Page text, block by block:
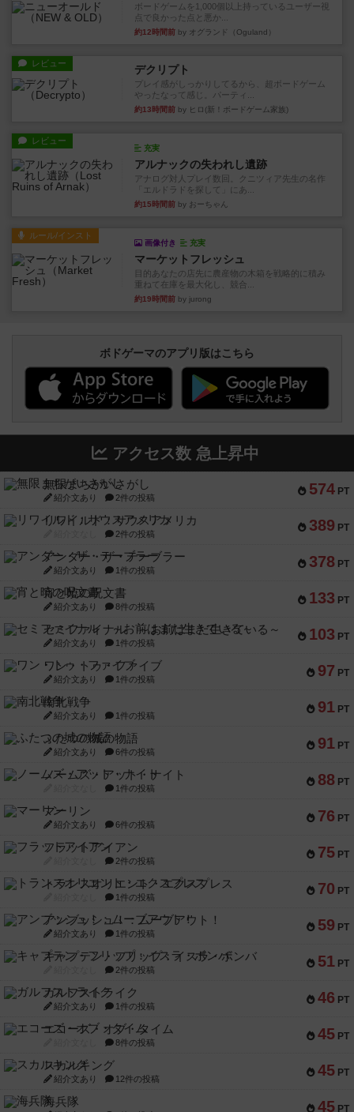
ボードゲームを1,000個以上持っているユーザー視
点で良かった点と悪か...
約12時間前 by オグランド（Oguland）
レビュー デクリプト
プレイ感がしっかりしてるから、超ボードゲーム
やったなって感じ。パーティ...
約13時間前 by ヒロ(新！ボードゲーム家族)
レビュー
充実
アルナックの失われし遺跡
アナログ対人プレイ数回。クニツィア先生の名作
「エルドラドを探して」にあ...
約15時間前 by おーちゃん
ルール/インスト
画像付き 充実
マーケットフレッシュ
目的あなたの店先に農産物の木箱を戦略的に積み
重ねて在庫を最大化し、競合...
約19時間前 by jurong
ボドゲーマのアプリ版はこちら
アクセス数 急上昇中
574 PT
無限まちがいさがし
紹介文あり 2件の投稿
389 PT
リワイルド：サウスアメリカ
2件の投稿
378 PT
アンダー・ザ・テーブラー
紹介文あり 1件の投稿
133 PT
宵と暁の呪文書
紹介文あり 8件の投稿
103 PT
セミファイナル ～お前はまだ生きている～
紹介文あり 1件の投稿
97 PT
ワン・トゥ・ファイブ
紹介文あり 1件の投稿
91 PT
南北戦争
紹介文あり 1件の投稿
91 PT
ふたつの城の物語
紹介文あり 6件の投稿
88 PT
ノームズ・アット・ナイト
1件の投稿
76 PT
マーリン
紹介文あり 6件の投稿
75 PT
フラットアイアン
2件の投稿
70 PT
トランスオリエント・エクスプレス
1件の投稿
59 PT
アンブッシュ！：ムーブアウト！
紹介文あり 1件の投稿
51 PT
キャプテン・フリップ：イスラ・ボンバ
2件の投稿
46 PT
ガルフストライク
紹介文あり 1件の投稿
45 PT
エコーズ・オブ・タイム
8件の投稿
45 PT
スカルキング
紹介文あり 12件の投稿
45 PT
海兵隊